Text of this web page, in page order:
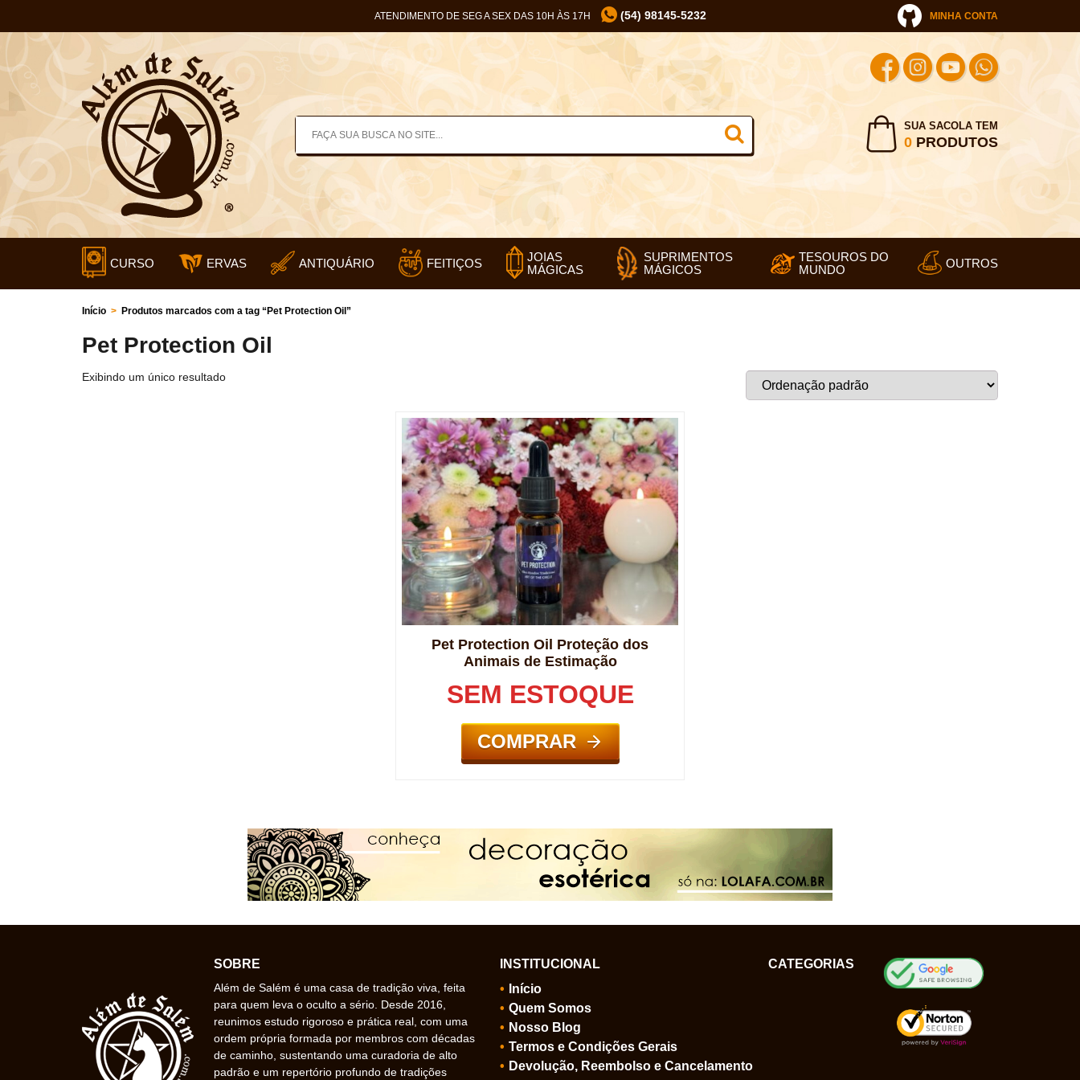
ATENDIMENTO DE SEG A SEX DAS 10H ÀS 17H (54) 98145-5232 MINHA CONTA
SUA SACOLA TEM
0PRODUTOS
CURSO ERVAS ANTIQUÁRIO FEITIÇOS
JOIAS
MÁGICAS
SUPRIMENTOS
MÁGICOS
TESOUROS DO
MUNDO
OUTROS
Início > Produtos marcados com a tag “Pet Protection Oil”
Pet Protection Oil
Exibindo um único resultado
Pet Protection Oil Proteção dos
Animais de Estimação
SEM ESTOQUE
COMPRAR
SOBRE
Além de Salém é uma casa de tradição viva, feita
para quem leva o oculto a sério. Desde 2016,
reunimos estudo rigoroso e prática real, com uma
ordem própria formada por membros com décadas
de caminho, sustentando uma curadoria de alto
padrão e um repertório profundo de tradições
INSTITUCIONAL
Início
Quem Somos
Nosso Blog
Termos e Condições Gerais
Devolução, Reembolso e Cancelamento
CATEGORIAS